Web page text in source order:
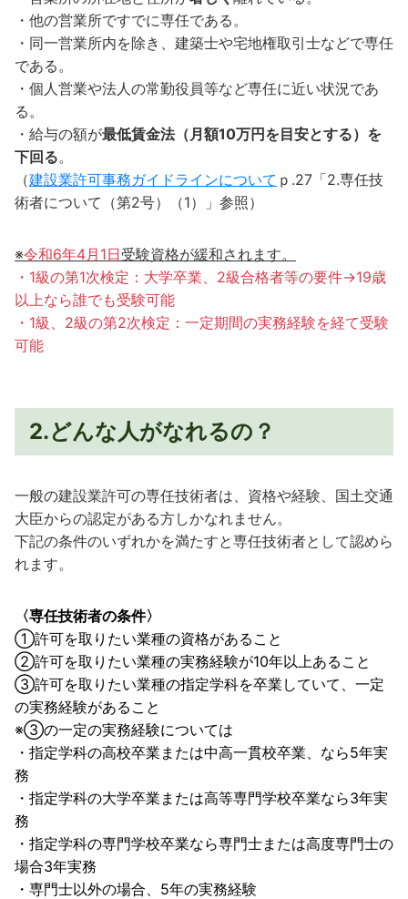
・他の営業所ですでに専任である。
・同一営業所内を除き、建築士や宅地権取引士などで専任
である。
・個人営業や法人の常勤役員等など専任に近い状況であ
る。
・給与の額が最低賃金法（月額10万円を目安とする）を
下回る。
（建設業許可事務ガイドラインについて ｐ.27「2.専任技
術者について（第2号）（1）」参照）
※令和6年4月1日受験資格が緩和されます。
・1級の第1次検定：大学卒業、2級合格者等の要件→19歳
以上なら誰でも受験可能
・1級、2級の第2次検定：一定期間の実務経験を経て受験
可能
2.どんな人がなれるの？
一般の建設業許可の専任技術者は、資格や経験、国土交通
大臣からの認定がある方しかなれません。
下記の条件のいずれかを満たすと専任技術者として認めら
れます。
〈専任技術者の条件〉
①許可を取りたい業種の資格があること
②許可を取りたい業種の実務経験が10年以上あること
③許可を取りたい業種の指定学科を卒業していて、一定
の実務経験があること
※③の一定の実務経験については
・指定学科の高校卒業または中高一貫校卒業、なら5年実
務
・指定学科の大学卒業または高等専門学校卒業なら3年実
務
・指定学科の専門学校卒業なら専門士または高度専門士の
場合3年実務
・専門士以外の場合、5年の実務経験